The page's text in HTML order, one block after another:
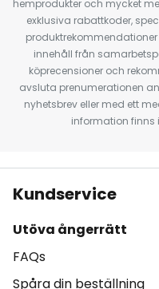
hemprodukter och mycket
exklusiva rabattkoder,
innehåll från
köprecensioner och
avsluta prenumerationen
nyhetsbrev eller med ett
information finns
Kundservice
Utöva ångerrätt
FAQs
Spåra din beställning